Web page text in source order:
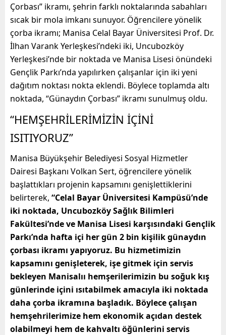
Çorbası” ikramı, şehrin farklı noktalarında sabahları
sıcak bir mola imkanı sunuyor. Öğrencilere yönelik
çorba ikramı; Manisa Celal Bayar Üniversitesi Prof. Dr.
İlhan Varank Yerleşkesi’ndeki iki, Uncubozköy
Yerleşkesi’nde bir noktada ve Manisa Lisesi önündeki
Gençlik Parkı’nda yapılırken çalışanlar için iki yeni
dağıtım noktası nokta eklendi. Böylece toplamda altı
noktada, “Günaydın Çorbası” ikramı sunulmuş oldu.
“HEMŞEHRİLERİMİZİN İÇİNİ
ISITIYORUZ”
Manisa Büyükşehir Belediyesi Sosyal Hizmetler
Dairesi Başkanı Volkan Sert, öğrencilere yönelik
başlattıkları projenin kapsamını genişlettiklerini
belirterek, “Celal Bayar Üniversitesi Kampüsü’nde
iki noktada, Uncubozköy Sağlık Bilimleri
Fakültesi’nde ve Manisa Lisesi karşısındaki Gençlik
Parkı’nda hafta içi her gün 2 bin kişilik günaydın
çorbası ikramı yapıyoruz. Bu hizmetimizin
kapsamını genişleterek, işe gitmek için servis
bekleyen Manisalıı hemşerilerimizin bu soğuk kış
günlerinde içini ısıtabilmek amacıyla iki noktada
daha çorba ikramına başladık. Böylece çalışan
hemşehrilerimize hem ekonomik açıdan destek
olabilmeyi hem de kahvaltı öğünlerini servis